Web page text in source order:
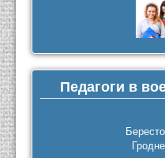
Педагоги в